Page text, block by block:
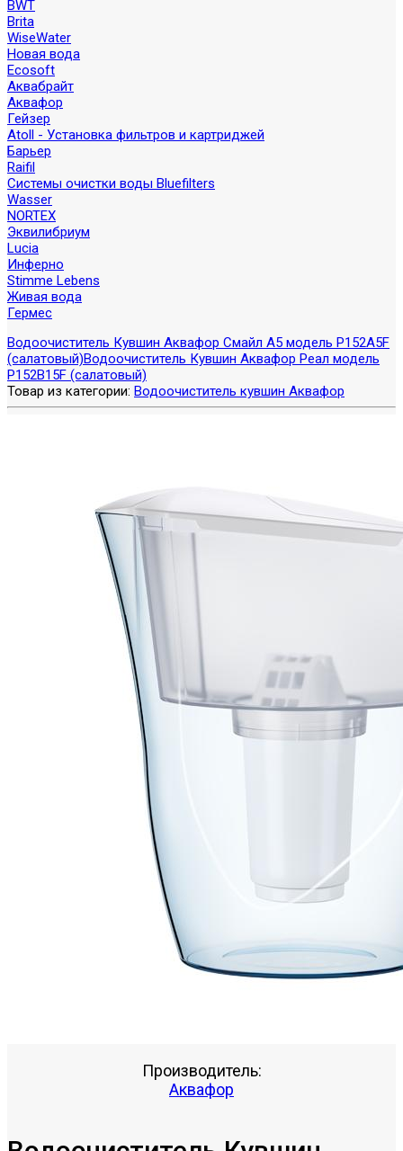
BWT
Brita
WiseWater
Новая вода
Ecosoft
Аквабрайт
Аквафор
Гейзер
Atoll - Установка фильтров и картриджей
Барьер
Raifil
Системы очистки воды Bluefilters
Wasser
NORTEX
Эквилибриум
Lucia
Инферно
Stimme Lebens
Живая вода
Гермес
Водоочиститель Кувшин Аквафор Смайл А5 модель Р152А5F
(салатовый)Водоочиститель Кувшин Аквафор Реал модель
Р152В15F (салатовый)
Товар из категории: Водоочиститель кувшин Аквафор
Производитель:
Аквафор